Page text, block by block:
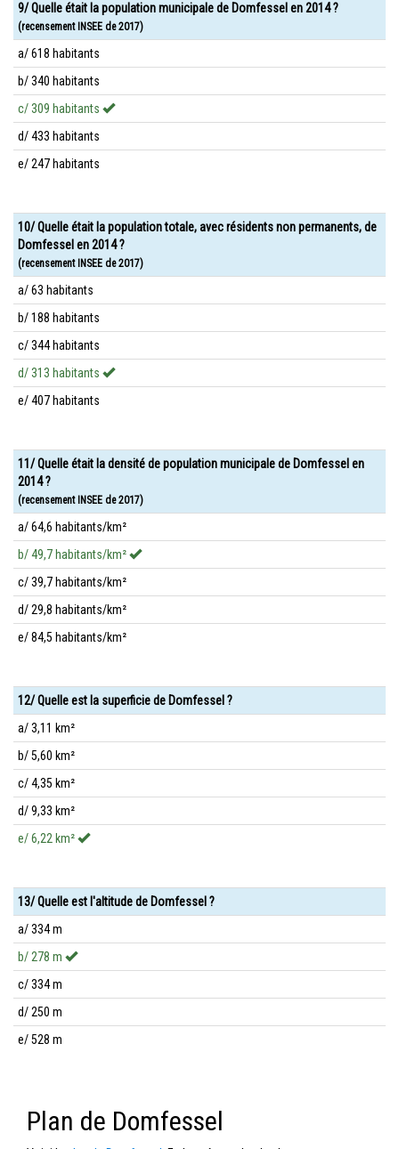
9/ Quelle était la population municipale de Domfessel en 2014 ?
(recensement INSEE de 2017)
a/ 618 habitants
b/ 340 habitants
c/ 309 habitants
d/ 433 habitants
e/ 247 habitants
10/ Quelle était la population totale, avec résidents non permanents, de
Domfessel en 2014 ?
(recensement INSEE de 2017)
a/ 63 habitants
b/ 188 habitants
c/ 344 habitants
d/ 313 habitants
e/ 407 habitants
11/ Quelle était la densité de population municipale de Domfessel en
2014 ?
(recensement INSEE de 2017)
a/ 64,6 habitants/km²
b/ 49,7 habitants/km²
c/ 39,7 habitants/km²
d/ 29,8 habitants/km²
e/ 84,5 habitants/km²
12/ Quelle est la superficie de Domfessel ?
a/ 3,11 km²
b/ 5,60 km²
c/ 4,35 km²
d/ 9,33 km²
e/ 6,22 km²
13/ Quelle est l'altitude de Domfessel ?
a/ 334 m
b/ 278 m
c/ 334 m
d/ 250 m
e/ 528 m
Plan de Domfessel